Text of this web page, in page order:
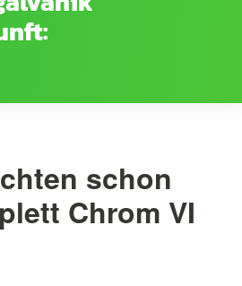
schon
Chrom VI